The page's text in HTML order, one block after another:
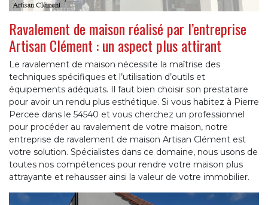
Ravalement de maison réalisé par l’entreprise
Artisan Clément : un aspect plus attirant
Le ravalement de maison nécessite la maîtrise des
techniques spécifiques et l’utilisation d’outils et
équipements adéquats. Il faut bien choisir son prestataire
pour avoir un rendu plus esthétique. Si vous habitez à Pierre
Percee dans le 54540 et vous cherchez un professionnel
pour procéder au ravalement de votre maison, notre
entreprise de ravalement de maison Artisan Clément est
votre solution. Spécialistes dans ce domaine, nous usons de
toutes nos compétences pour rendre votre maison plus
attrayante et rehausser ainsi la valeur de votre immobilier.